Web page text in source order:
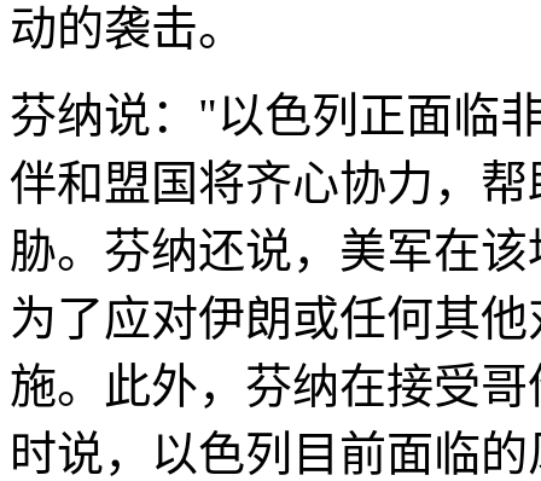
动的袭击。
芬纳说："以色列正面临
伴和盟国将齐心协力，
胁。芬纳还说，美军在
为了应对伊朗或任何其
施。此外，芬纳在接受
时说，以色列目前面临